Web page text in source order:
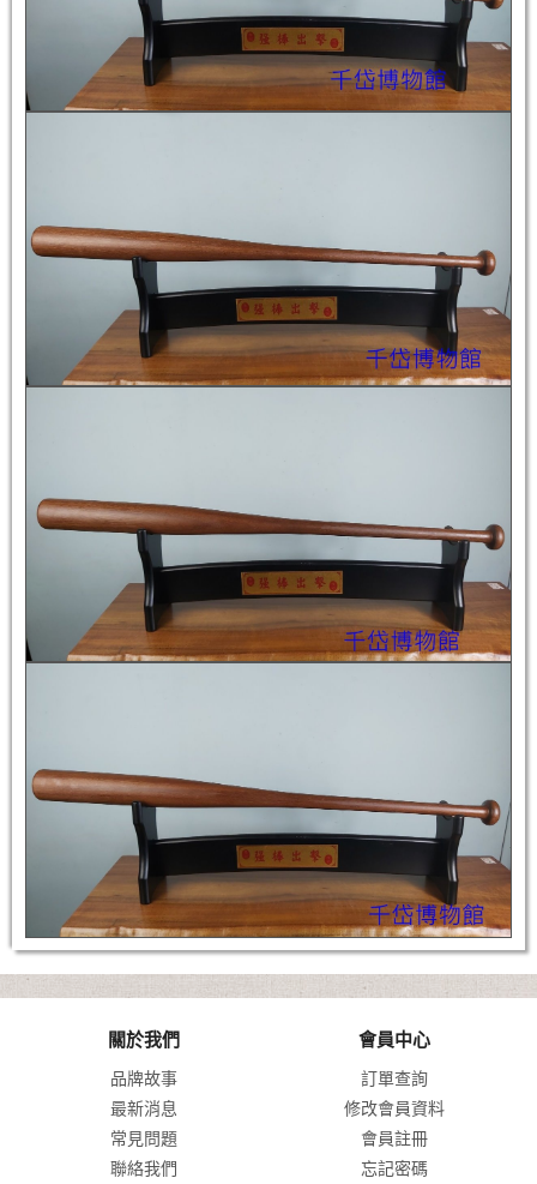
關於我們
品牌故事
最新消息
常見問題
聯絡我們
會員中心
訂單查詢
修改會員資料
會員註冊
忘記密碼